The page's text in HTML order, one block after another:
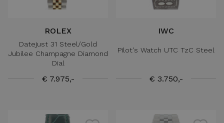
ROLEX
Datejust 31 Steel/Gold
Jubilee Champagne Diamond
Dial
€ 7.975,-
IWC
Pilot's Watch UTC TzC Steel
€ 3.750,-